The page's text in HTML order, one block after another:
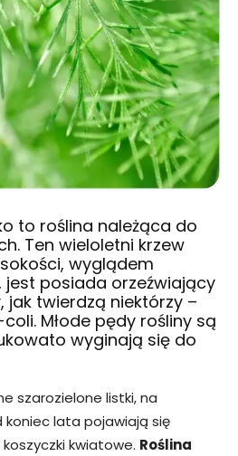
to roślina należąca do
Ten wieloletni krzew
wyglądem
posiada orzeźwiający
twierdzą niektórzy –
Młode pędy rośliny są
wyginają się do
szarozielone listki, na
lata pojawiają się
kwiatowe. Roślina